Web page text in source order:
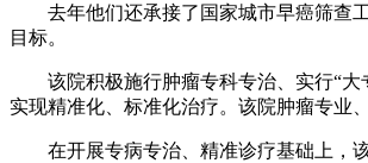
去年他们还承接了国家城市早癌筛查工
目标。
该院积极施行肿瘤专科专治、实行“大专
实现精准化、标准化治疗。该院肿瘤专业
在开展专病专治、精准诊疗基础上，该